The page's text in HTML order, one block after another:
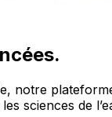
notre
sciences de